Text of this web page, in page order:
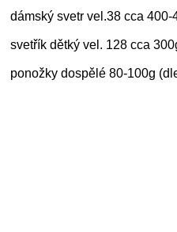
dámský svetr vel.38 cca 400-
svetřík dětký vel. 128 cca
ponožky dospělé 80-100g